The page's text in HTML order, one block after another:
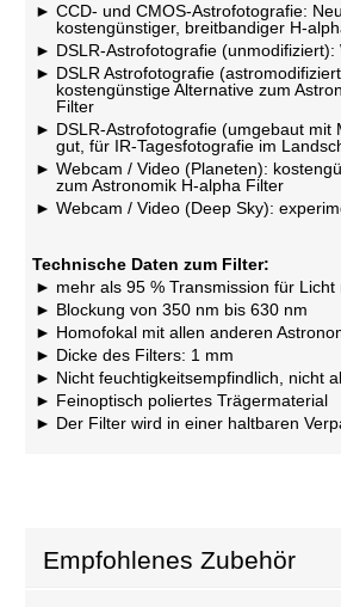
CCD- und CMOS-Astrofotografie:
kostengünstiger, breitbandiger H-
DSLR-Astrofotografie (unmodifiziert):
DSLR Astrofotografie
kostengünstige Alternative zum
Filter
DSLR-Astrofotografie (umgebaut mit
gut, für IR-Tagesfotografie im
Webcam / Video (Planeten):
zum Astronomik H-alpha Filter
Webcam / Video (Deep Sky):
Technische Daten zum Filter:
mehr als 95 % Transmission für
Blockung von 350 nm bis 630 nm
Homofokal mit allen anderen
Dicke des Filters: 1 mm
Nicht feuchtigkeitsempfindlich, nicht
Feinoptisch poliertes Trägermaterial
Der Filter wird in einer haltbaren
Empfohlenes Zubehör